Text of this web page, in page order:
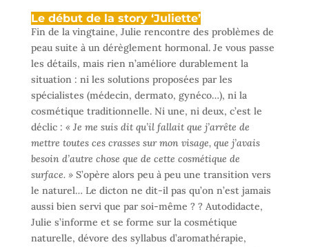
Le début de la story ‘Juliette’
Fin de la vingtaine, Julie rencontre des problèmes de
peau suite à un dérèglement hormonal. Je vous passe
les détails, mais rien n’améliore durablement la
situation : ni les solutions proposées par les
spécialistes (médecin, dermato, gynéco…), ni la
cosmétique traditionnelle. Ni une, ni deux, c’est le
déclic : « Je me suis dit qu’il fallait que j’arrête de
mettre toutes ces crasses sur mon visage, que j’avais
besoin d’autre chose que de cette cosmétique de
surface. »S’opère alors peu à peu une transition vers
le naturel… Le dicton ne dit-il pas qu’on n’est jamais
aussi bien servi que par soi-même ? ? Autodidacte,
Julie s’informe et se forme sur la cosmétique
naturelle, dévore des syllabus d’aromathérapie,